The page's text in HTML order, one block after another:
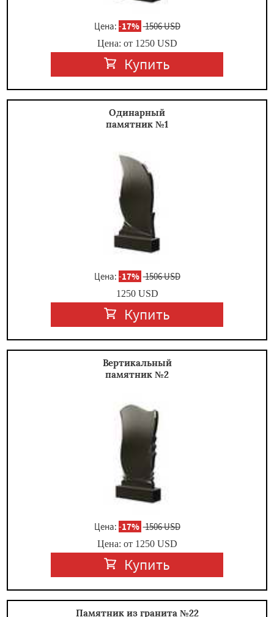
Цена: -17% 1506 USD
Цена: от 1250USD
Купить
Одинарный
памятник №1
Цена: -17% 1506 USD
1250USD
Купить
Вертикальный
памятник №2
Цена: -17% 1506 USD
Цена: от 1250USD
Купить
Памятник из гранита №22